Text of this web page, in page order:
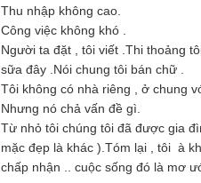
Thu nhập không cao.
Công việc không khó .
Người ta đặt , tôi viết .Thi thoảng
sữa đây .Nói chung tôi bán chữ .
Tôi không có nhà riêng , ở chung
Nhưng nó chả vấn đề gì.
Từ nhỏ tôi chúng tôi đã được gia
mặc đẹp là khác ).Tóm lại , tôi à
chấp nhận .. cuộc sống đó là mơ